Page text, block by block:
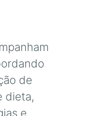
de
dieta,
e